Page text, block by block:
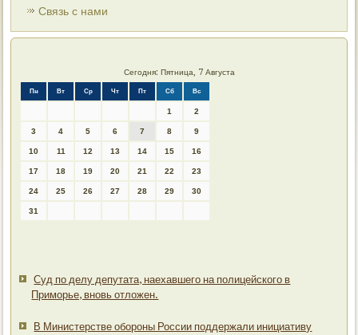
Связь с нами
Сегодня: Пятница, 7 Августа
Пн Вт Ср Чт Пт Сб Вс
1 2
3 4 5 6 7 8 9
10 11 12 13 14 15 16
17 18 19 20 21 22 23
24 25 26 27 28 29 30
31
Суд по делу депутата, наехавшего на полицейского в
Приморье, вновь отложен.
В Министерстве обороны России поддержали инициативу